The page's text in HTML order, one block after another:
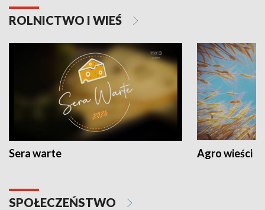
ROLNICTWO I WIEŚ
Sera warte Agro wieści
SPOŁECZEŃSTWO